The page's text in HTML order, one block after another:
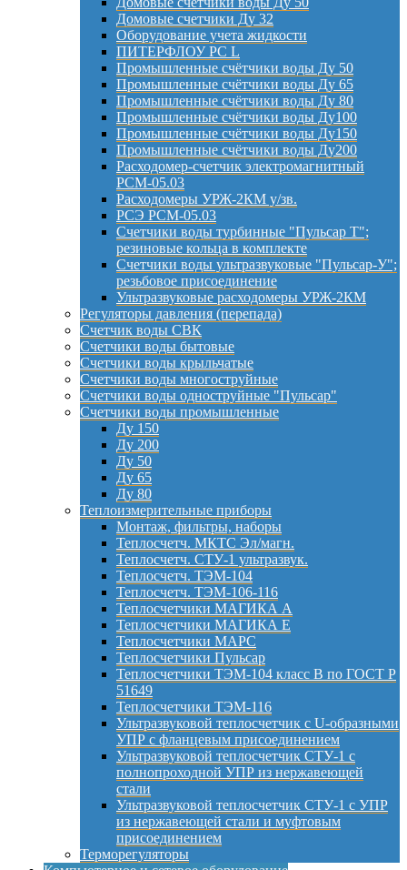
Домовые счетчики Ду 32
Оборудование учета жидкости
ПИТЕРФЛОУ РС L
Промышленные счётчики воды Ду 50
Промышленные счётчики воды Ду 65
Промышленные счётчики воды Ду 80
Промышленные счётчики воды Ду100
Промышленные счётчики воды Ду150
Промышленные счётчики воды Ду200
Расходомер-счетчик электромагнитный
РСМ-05.03
Расходомеры УРЖ-2КМ у/зв.
РСЭ РСМ-05.03
Счетчики воды турбинные "Пульсар Т";
резиновые кольца в комплекте
Счетчики воды ультразвуковые "Пульсар-У";
резьбовое присоединение
Ультразвуковые расходомеры УРЖ-2КМ
Регуляторы давления (перепада)
Счетчик воды СВК
Счетчики воды бытовые
Счетчики воды крыльчатые
Счетчики воды многоструйные
Счетчики воды одноструйные "Пульсар"
Счетчики воды промышленные
Ду 150
Ду 200
Ду 50
Ду 65
Ду 80
Теплоизмерительные приборы
Монтаж, фильтры, наборы
Теплосчетч. МКТС Эл/магн.
Теплосчетч. СТУ-1 ультразвук.
Теплосчетч. ТЭМ-104
Теплосчетч. ТЭМ-106-116
Теплосчетчики МАГИКА А
Теплосчетчики МАГИКА Е
Теплосчетчики МАРС
Теплосчетчики Пульсар
Теплосчетчики ТЭМ-104 класс B по ГОСТ Р
51649
Теплосчетчики ТЭМ-116
Ультразвуковой теплосчетчик с U-образными
УПР с фланцевым присоединением
Ультразвуковой теплосчетчик СТУ-1 с
полнопроходной УПР из нержавеющей
стали
Ультразвуковой теплосчетчик СТУ-1 с УПР
из нержавеющей стали и муфтовым
присоединением
Терморегуляторы